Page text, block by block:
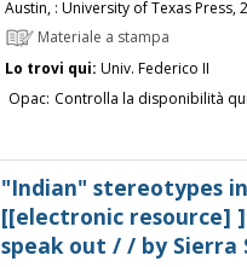
Austin, : University of Texas Press,
Materiale a stampa
Lo trovi qui: Univ. Federico II
Opac: Controlla la disponibilità
"Indian" stereotypes
[[electronic resource]
speak out / / by Sierra